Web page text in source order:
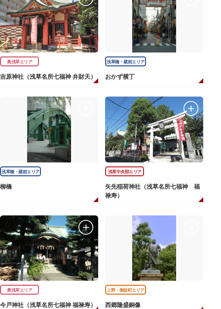
奥浅草エリア
吉原神社（浅草名所七福神 弁財天）
浅草橋・蔵前エリア
おかず横丁
浅草橋・蔵前エリア
柳橋
浅草中央部エリア
矢先稲荷神社（浅草名所七福神 福
禄寿）
奥浅草エリア
今戸神社（浅草名所七福神 福禄寿）
上野・御徒町エリア
西郷隆盛銅像